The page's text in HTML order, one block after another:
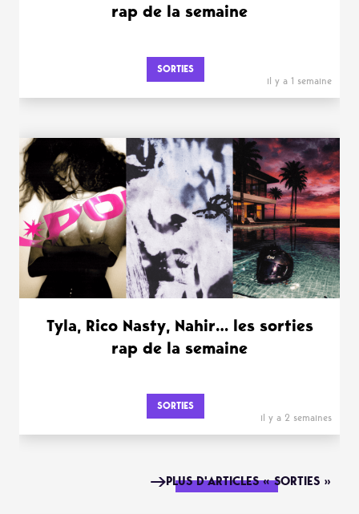
rap de la semaine
SORTIES
il y a 1 semaine
Tyla, Rico Nasty, Nahir… les sorties
rap de la semaine
SORTIES
il y a 2 semaines
PLUS D'ARTICLES « SORTIES »